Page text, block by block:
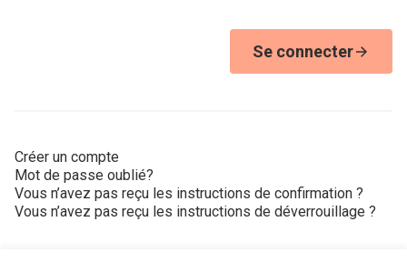
Se connecter
Créer un compte
Mot de passe oublié?
Vous n’avez pas reçu les instructions de confirmation ?
Vous n’avez pas reçu les instructions de déverrouillage ?